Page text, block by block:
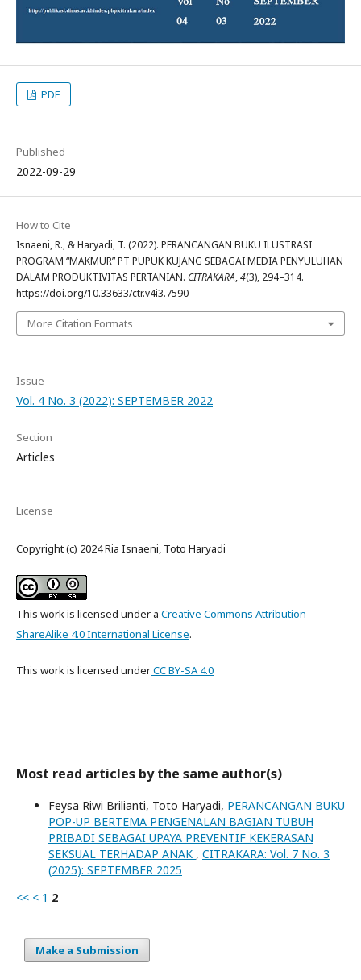
PDF
Published
2022-09-29
How to Cite
Isnaeni, R., & Haryadi, T. (2022). PERANCANGAN BUKU ILUSTRASI
PROGRAM “MAKMUR” PT PUPUK KUJANG SEBAGAI MEDIA PENYULUHAN
DALAM PRODUKTIVITAS PERTANIAN. CITRAKARA,4(3), 294–314.
https://doi.org/10.33633/ctr.v4i3.7590
More Citation Formats
Issue
Vol. 4 No. 3 (2022): SEPTEMBER 2022
Section
Articles
License
Copyright (c) 2024 Ria Isnaeni, Toto Haryadi
This work is licensed under a Creative Commons Attribution-
ShareAlike 4.0 International License.
This work is licensed underCCBY-SA 4.0
Most read articles by the same author(s)
Feysa Riwi Brilianti, Toto Haryadi, PERANCANGAN BUKU
POP-UP BERTEMA PENGENALAN BAGIAN TUBUH
PRIBADI SEBAGAI UPAYA PREVENTIF KEKERASAN
SEKSUAL TERHADAP ANAK , CITRAKARA: Vol. 7 No. 3
(2025): SEPTEMBER 2025
<< < 1 2
Make a Submission